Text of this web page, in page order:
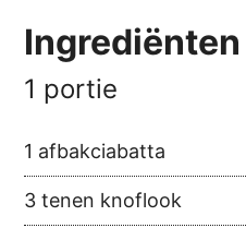
Ingrediënten
1 portie
1 afbakciabatta
3 tenen knoflook